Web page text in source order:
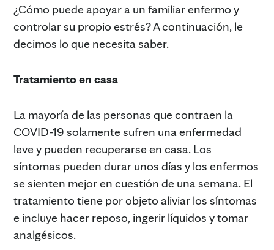
¿Cómo puede apoyar a un familiar enfermo y
controlar su propio estrés? A continuación, le
decimos lo que necesita saber.
Tratamiento en casa
La mayoría de las personas que contraen la
COVID-19 solamente sufren una enfermedad
leve y pueden recuperarse en casa. Los
síntomas pueden durar unos días y los enfermos
se sienten mejor en cuestión de una semana. El
tratamiento tiene por objeto aliviar los síntomas
e incluye hacer reposo, ingerir líquidos y tomar
analgésicos.